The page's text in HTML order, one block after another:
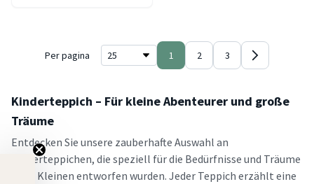
Per pagina 1 2 3
Kinderteppich – Für kleine Abenteurer und große
Träume
Entdecken Sie unsere zauberhafte Auswahl an
Kinderteppichen, die speziell für die Bedürfnisse und Träume
Ihrer Kleinen entworfen wurden. Jeder Teppich erzählt eine